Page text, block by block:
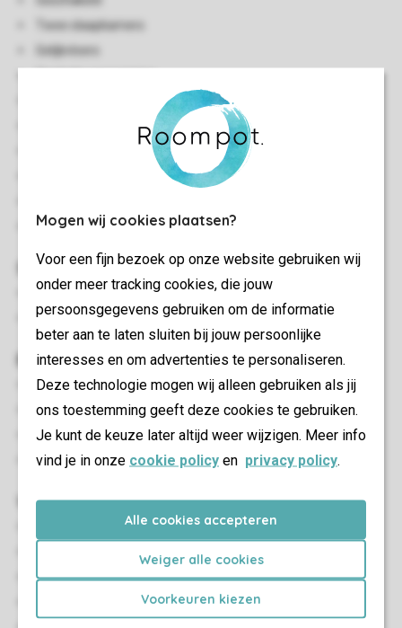
Mogen wij cookies plaatsen?
Voor een fijn bezoek op onze website gebruiken wij
onder meer tracking cookies, die jouw
persoonsgegevens gebruiken om de informatie
beter aan te laten sluiten bij jouw persoonlijke
interesses en om advertenties te personaliseren.
Deze technologie mogen wij alleen gebruiken als jij
ons toestemming geeft deze cookies te gebruiken.
Je kunt de keuze later altijd weer wijzigen. Meer info
vind je in onze cookie policy en privacy policy.
Alle cookies accepteren
Weiger alle cookies
Voorkeuren kiezen
Twee slaapkamers
Gelijkvloers
Enkele accommodaties zijn alleen bereikbaar per trap
Energy label: C - G
Slaapkamer(s)
Twee slaapkamers met twee 1-persoons boxsprings
Bedden voorzien van dekbedden en hoofdkussens
Buiten
Parasol
Terras
Terrasmeubilair
Parkeren op de centrale parkeerplaats
Woon-/eetkamer
Houtkachel